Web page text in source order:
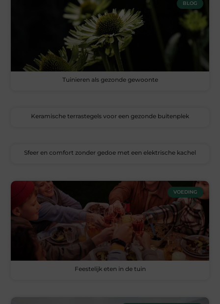
BLOG
Tuinieren als gezonde gewoonte
Keramische terrastegels voor een gezonde buitenplek
Sfeer en comfort zonder gedoe met een elektrische kachel
VOEDING
Feestelijk eten in de tuin